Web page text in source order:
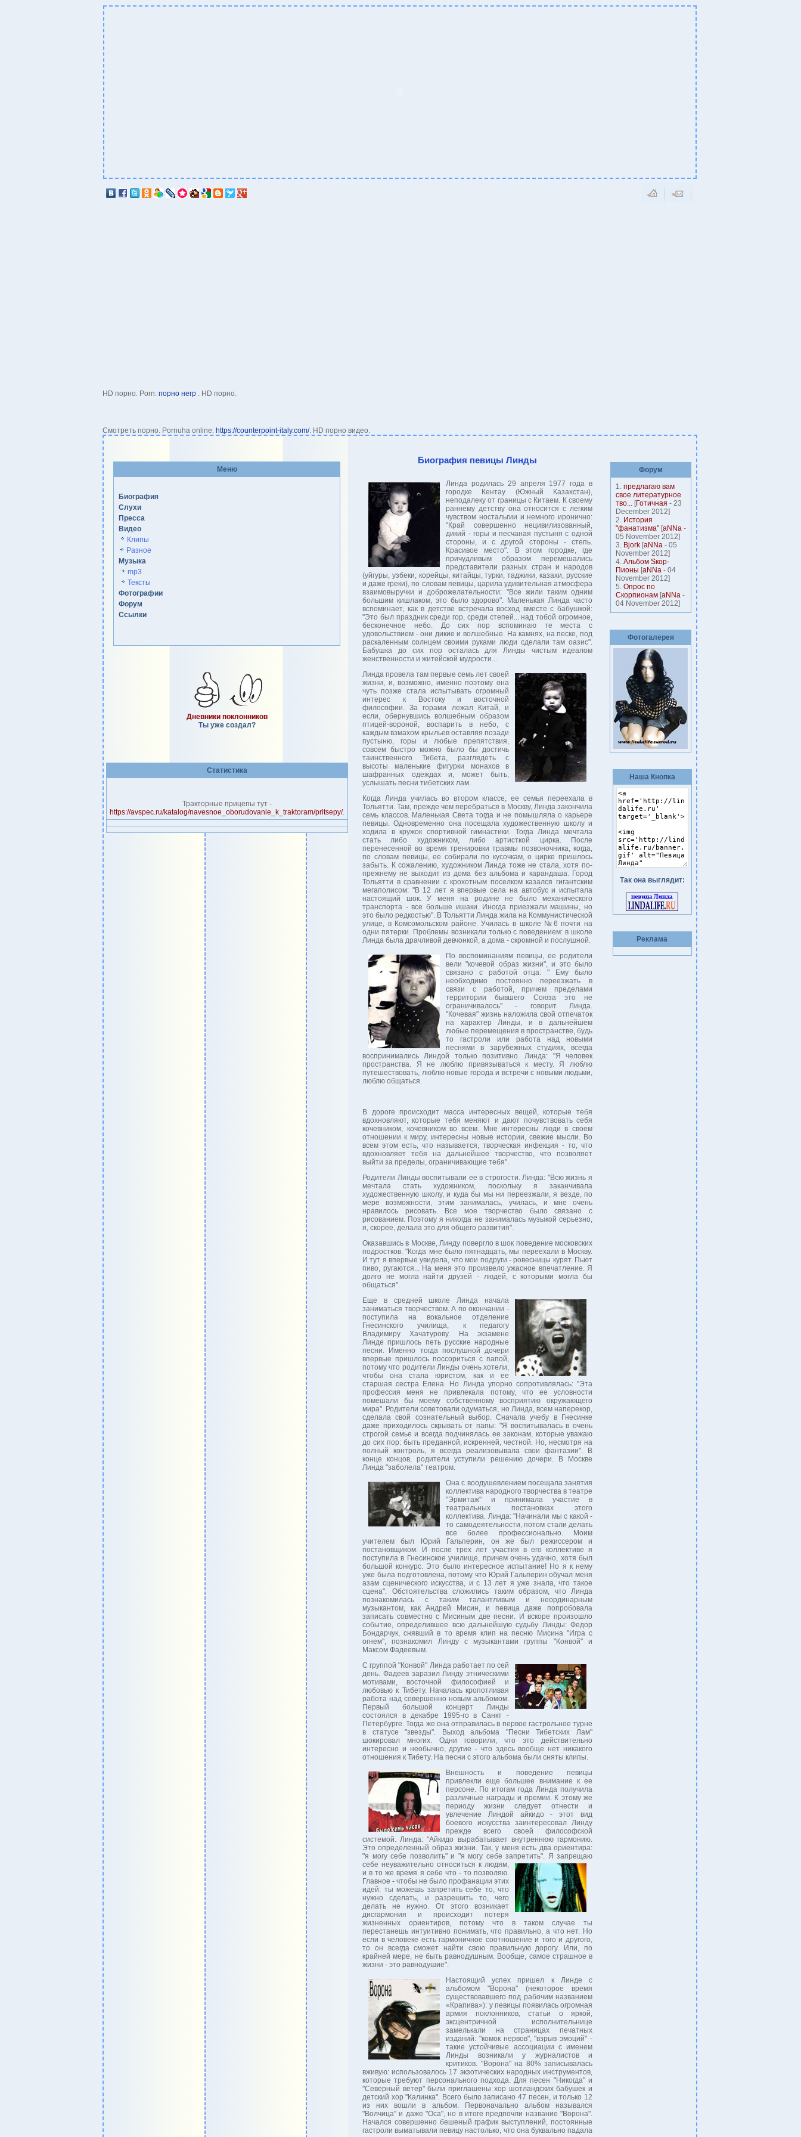
HD порно. Porn: порно негр. HD порно.
Смотреть порно. Pornuha online: https://counterpoint-italy.com/. HD порно видео.
Меню
Биография
Слухи
Пресса
Видео
Клипы
Разное
Музыка
mp3
Тексты
Фотографии
Форум
Ссылки
Дневники поклонников
Ты уже создал?
Статистика
Тракторные прицепы тут -
https://avspec.ru/katalog/navesnoe_oborudovanie_k_traktoram/pritsepy/.
Биография певицы Линды
Линда родилась 29 апреля 1977 года в
городке Кентау (Южный Казахстан),
неподалеку от границы с Китаем. К своему
раннему детству она относится с легким
чувством ностальгии и немного иронично:
"Край совершенно нецивилизованный,
дикий - горы и песчаная пустыня с одной
стороны, и с другой стороны - степь.
Красивое место". В этом городке, где
причудливым образом перемешались
представители разных стран и народов
(уйгуры, узбеки, корейцы, китайцы, турки, таджики, казахи, русские
и даже греки), по словам певицы, царила удивительная атмосфера
взаимовыручки и доброжелательности: "Все жили таким одним
большим кишлаком, это было здорово". Маленькая Линда часто
вспоминает, как в детстве встречала восход вместе с бабушкой:
"Это был праздник среди гор, среди степей... над тобой огромное,
бесконечное небо. До сих пор вспоминаю те места с
удовольствием - они дикие и волшебные. На камнях, на песке, под
раскаленным солнцем своими руками люди сделали там оазис".
Бабушка до сих пор осталась для Линды чистым идеалом
женственности и житейской мудрости...
Линда провела там первые семь лет своей
жизни, и, возможно, именно поэтому она
чуть позже стала испытывать огромный
интерес к Востоку и восточной
философии. За горами лежал Китай, и
если, обернувшись волшебным образом
птицей-вороной, воспарить в небо, с
каждым взмахом крыльев оставляя позади
пустыню, горы и любые препятствия,
совсем быстро можно было бы достичь
таинственного Тибета, разглядеть с
высоты маленькие фигурки монахов в
шафранных одеждах и, может быть,
услышать песни тибетских лам.
Когда Линда училась во втором классе, ее семья переехала в
Тольятти. Там, прежде чем перебраться в Москву, Линда закончила
семь классов. Маленькая Света тогда и не помышляла о карьере
певицы. Одновременно она посещала художественную школу и
ходила в кружок спортивной гимнастики. Тогда Линда мечтала
стать либо художником, либо артисткой цирка. После
перенесенной во время тренировки травмы позвоночника, когда,
по словам певицы, ее собирали по кусочкам, о цирке пришлось
забыть. К сожалению, художником Линда тоже не стала, хотя по-
прежнему не выходит из дома без альбома и карандаша. Город
Тольятти в сравнении с крохотным поселком казался гигантским
мегаполисом: "В 12 лет я впервые села на автобус и испытала
настоящий шок. У меня на родине не было механического
транспорта - все больше ишаки. Иногда приезжали машины, но
это было редкостью". В Тольятти Линда жила на Коммунистической
улице, в Комсомольском районе. Училась в школе №6 почти на
одни пятерки. Проблемы возникали только с поведением: в школе
Линда была драчливой девчонкой, а дома - скромной и послушной.
По воспоминаниям певицы, ее родители
вели "кочевой образ жизни", и это было
связано с работой отца: " Ему было
необходимо постоянно переезжать в
связи с работой, причем пределами
территории бывшего Союза это не
ограничивалось" - говорит Линда.
"Кочевая" жизнь наложила свой отпечаток
на характер Линды, и в дальнейшем
любые перемещения в пространстве, будь
то гастроли или работа над новыми
песнями в зарубежных студиях, всегда
воспринимались Линдой только позитивно. Линда: "Я человек
пространства. Я не люблю привязываться к месту. Я люблю
путешествовать, люблю новые города и встречи с новыми людьми,
люблю общаться.
В дороге происходит масса интересных вещей, которые тебя
вдохновляют, которые тебя меняют и дают почувствовать себя
кочевником, кочевником во всем. Мне интересны люди в своем
отношении к миру, интересны новые истории, свежие мысли. Во
всем этом есть, что называется, творческая инфекция - то, что
вдохновляет тебя на дальнейшее творчество, что позволяет
выйти за пределы, ограничивающие тебя".
Родители Линды воспитывали ее в строгости. Линда: "Всю жизнь я
мечтала стать художником, поскольку я заканчивала
художественную школу, и куда бы мы ни переезжали, я везде, по
мере возможности, этим занималась, училась, и мне очень
нравилось рисовать. Все мое творчество было связано с
рисованием. Поэтому я никогда не занималась музыкой серьезно,
я, скорее, делала это для общего развития".
Оказавшись в Москве, Линду повергло в шок поведение московских
подростков. "Когда мне было пятнадцать, мы переехали в Москву.
И тут я впервые увидела, что мои подруги - ровесницы курят. Пьют
пиво, ругаются... На меня это произвело ужасное впечатление. Я
долго не могла найти друзей - людей, с которыми могла бы
общаться".
Еще в средней школе Линда начала
заниматься творчеством. А по окончании -
поступила на вокальное отделение
Гнесинского училища, к педагогу
Владимиру Хачатурову. На экзамене
Линде пришлось петь русские народные
песни. Именно тогда послушной дочери
впервые пришлось поссориться с папой,
потому что родители Линды очень хотели,
чтобы она стала юристом, как и ее
старшая сестра Елена. Но Линда упорно сопротивлялась: "Эта
профессия меня не привлекала потому, что ее условности
помешали бы моему собственному восприятию окружающего
мира". Родители советовали одуматься, но Линда, всем наперекор,
сделала свой сознательный выбор. Сначала учебу в Гнесинке
даже приходилось скрывать от папы: "Я воспитывалась в очень
строгой семье и всегда подчинялась ее законам, которые уважаю
до сих пор: быть преданной, искренней, честной. Но, несмотря на
полный контроль, я всегда реализовывала свои фантазии". В
конце концов, родители уступили решению дочери. В Москве
Линда "заболела" театром.
Она с воодушевлением посещала занятия
коллектива народного творчества в театре
"Эрмитаж" и принимала участие в
театральных постановках этого
коллектива. Линда: "Начинали мы с какой -
то самодеятельности, потом стали делать
все более профессионально. Моим
учителем был Юрий Гальперин, он же был режиссером и
постановщиком. И после трех лет участия в его коллективе я
поступила в Гнесинское училище, причем очень удачно, хотя был
большой конкурс. Это было интересное испытание! Но я к нему
уже была подготовлена, потому что Юрий Гальперин обучал меня
азам сценического искусства, и с 13 лет я уже знала, что такое
сцена". Обстоятельства сложились таким образом, что Линда
познакомилась с таким талантливым и неординарным
музыкантом, как Андрей Мисин, и певица даже попробовала
записать совместно с Мисиным две песни. И вскоре произошло
событие, определившее всю дальнейшую судьбу Линды: Федор
Бондарчук, снявший в то время клип на песню Мисина "Игра с
огнем", познакомил Линду с музыкантами группы "Конвой" и
Максом Фадеевым.
С группой "Конвой" Линда работает по сей
день. Фадеев заразил Линду этническими
мотивами, восточной философией и
любовью к Тибету. Началась кропотливая
работа над совершенно новым альбомом.
Первый большой концерт Линды
состоялся в декабре 1995-го в Санкт -
Петербурге. Тогда же она отправилась в первое гастрольное турне
в статусе "звезды". Выход альбома "Песни Тибетских Лам"
шокировал многих. Одни говорили, что это действительно
интересно и необычно, другие - что здесь вообще нет никакого
отношения к Тибету. На песни с этого альбома были сняты клипы.
Внешность и поведение певицы
привлекли еще большее внимание к ее
персоне. По итогам года Линда получила
различные награды и премии. К этому же
периоду жизни следует отнести и
увлечение Линдой айкидо - этот вид
боевого искусства заинтересовал Линду
прежде всего своей философской
системой. Линда: "Айкидо вырабатывает внутреннюю гармонию.
Это определенный образ жизни. Так, у меня есть два ориентира:
"я могу себе позволить" и "я могу себе запретить". Я запрещаю
себе неуважительно относиться к людям,
и в то же время я себе что - то позволяю.
Главное - чтобы не было профанации этих
идей: ты можешь запретить себе то, что
нужно сделать, и разрешить то, чего
делать не нужно. От этого возникает
дисгармония и происходит потеря
жизненных ориентиров, потому что в таком случае ты
перестанешь интуитивно понимать, что правильно, а что нет. Но
если в человеке есть гармоничное соотношение и того и другого,
то он всегда сможет найти свою правильную дорогу. Или, по
крайней мере, не быть равнодушным. Вообще, самое страшное в
жизни - это равнодушие".
Настоящий успех пришел к Линде с
альбомом "Ворона" (некоторое время
существовавшего под рабочим названием
«Крапива»): у певицы появилась огромная
армия поклонников, статьи о яркой,
эксцентричной исполнительнице
замелькали на страницах печатных
изданий: "комок нервов", "взрыв эмоций" -
такие устойчивые ассоциации с именем
Линды возникали у журналистов и
критиков. "Ворона" на 80% записывалась
вживую: использовалось 17 экзотических народных инструментов,
которые требуют персонального подхода. Для песен "Никогда" и
"Северный ветер" были приглашены хор шотландских бабушек и
детский хор "Калинка". Всего было записано 47 песен, и только 12
из них вошли в альбом. Первоначально альбом назывался
"Волчица" и даже "Оса", но в итоге предпочли название "Ворона".
Начался совершенно бешеный график выступлений, постоянные
гастроли выматывали певицу настолько, что она буквально падала
Форум
1. предлагаю вам
свое литературное
тво...[Готичная - 23
December 2012]
2. История
"фанатизма"[aNNa-
05 November 2012]
3. Bjork[aNNa- 05
November 2012]
4. Альбом Sкор-
Пионы [aNNa- 04
November 2012]
5. Опрос по
Скорпионам[aNNa-
04 November 2012]
Фотогалерея
Наша Кнопка
Так она выглядит:
Реклама